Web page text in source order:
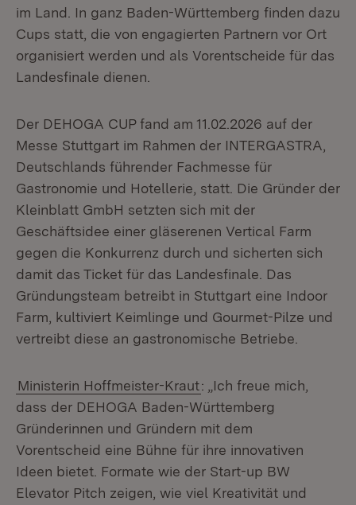
im Land. In ganz Baden-Württemberg finden dazu
Cups statt, die von engagierten Partnern vor Ort
organisiert werden und als Vorentscheide für das
Landesfinale dienen.
Der DEHOGA CUP fand am 11.02.2026 auf der
Messe Stuttgart im Rahmen der INTERGASTRA,
Deutschlands führender Fachmesse für
Gastronomie und Hotellerie, statt. Die Gründer der
Kleinblatt GmbH setzten sich mit der
Geschäftsidee einer gläserenen Vertical Farm
gegen die Konkurrenz durch und sicherten sich
damit das Ticket für das Landesfinale. Das
Gründungsteam betreibt in Stuttgart eine Indoor
Farm, kultiviert Keimlinge und Gourmet-Pilze und
vertreibt diese an gastronomische Betriebe.
Ministerin Hoffmeister-Kraut: „Ich freue mich,
dass der DEHOGA Baden-Württemberg
Gründerinnen und Gründern mit dem
Vorentscheid eine Bühne für ihre innovativen
Ideen bietet. Formate wie der Start-up BW
Elevator Pitch zeigen, wie viel Kreativität und